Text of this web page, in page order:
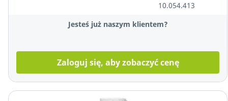
10.054.413
Jesteś już naszym klientem?
Zaloguj się, aby zobaczyć cenę